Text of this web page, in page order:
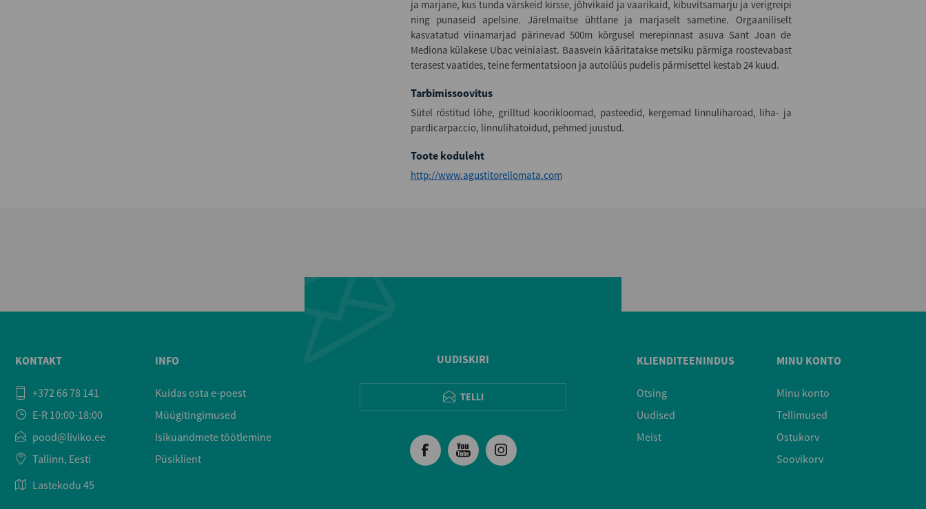
ja marjane, kus tunda värskeid kirsse, jõhvikaid ja vaarikaid, kibuvitsamarju ja verigreipi
ning punaseid apelsine. Järelmaitse ühtlane ja marjaselt sametine. Orgaaniliselt
kasvatatud viinamarjad pärinevad 500m kõrgusel merepinnast asuva Sant Joan de
Mediona külakese Ubac veiniaiast. Baasvein kääritatakse metsiku pärmiga roostevabast
terasest vaatides, teine fermentatsioon ja autolüüs pudelis pärmisettel kestab 24 kuud.
Tarbimissoovitus
Sütel röstitud lõhe, grilltud koorikloomad, pasteedid, kergemad linnuliharoad, liha- ja
pardicarpaccio, linnulihatoidud, pehmed juustud.
Toote koduleht
http://www.agustitorellomata.com
UUDISKIRI
TELLI
KONTAKT
+372 66 78 141
E-R 10:00-18:00
pood@liviko.ee
Tallinn, Eesti
Lastekodu 45
INFO
Kuidas osta e-poest
Müügitingimused
Isikuandmete töötlemine
Püsiklient
KLIENDITEENINDUS
Otsing
Uudised
Meist
MINU KONTO
Minu konto
Tellimused
Ostukorv
Soovikorv